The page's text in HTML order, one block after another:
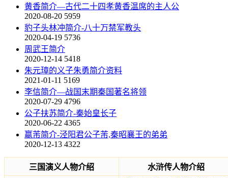
黄香简介—古代二十四孝黄香温席的主人公
2020-08-20 5959
豹子头林冲简介-八十万禁军教头
2020-04-19 5736
周武王简介
2020-12-14 5418
朱元璋的义子朱勇简介资料
2021-01-11 5169
李信简介—战国末期秦国著名将领
2020-07-29 4796
公子扶苏简介-秦始皇长子
2020-06-22 4365
嬴芾简介-泾阳君公子芾,秦昭襄王的弟弟
2020-12-13 4322
三国演义人物介绍 水浒传人物介绍